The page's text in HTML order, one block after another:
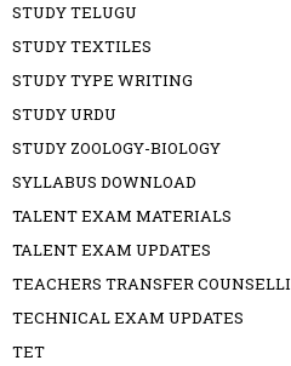
STUDY TELUGU
STUDY TEXTILES
STUDY TYPE WRITING
STUDY URDU
STUDY ZOOLOGY-BIOLOGY
SYLLABUS DOWNLOAD
TALENT EXAM MATERIALS
TALENT EXAM UPDATES
TEACHERS TRANSFER
TECHNICAL EXAM UPDATES
TET